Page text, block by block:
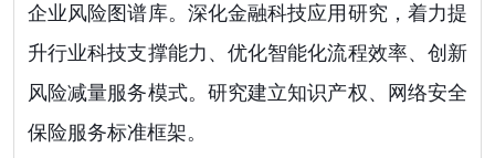
企业风险图谱库。深化金融科技应用研究，着力提
升行业科技支撑能力、优化智能化流程效率、创新
风险减量服务模式。研究建立知识产权、网络安全
保险服务标准框架。